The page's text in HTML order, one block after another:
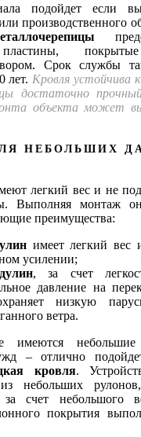
подойдет если
производственного
пластины,
Срок службы
лет. Кровля устойчива
достаточно
объекта может
НЕБОЛЬШИХ
легкий вес и не
Выполняя монтаж
преимущества:
имеет легкий вес
усилении;
, за счет
давление на
низкую
ветра.
имеются небольшие
– отлично
кровля.
небольших
за счет небольшого
покрытия